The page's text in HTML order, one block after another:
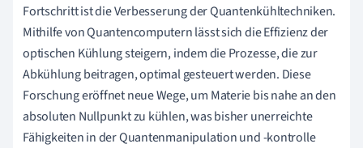
Fortschritt ist die Verbesserung der Quantenkühltechniken.
Mithilfe von Quantencomputern lässt sich die Effizienz der
optischen Kühlung steigern, indem die Prozesse, die zur
Abkühlung beitragen, optimal gesteuert werden. Diese
Forschung eröffnet neue Wege, um Materie bis nahe an den
absoluten Nullpunkt zu kühlen, was bisher unerreichte
Fähigkeiten in der Quantenmanipulation und -kontrolle